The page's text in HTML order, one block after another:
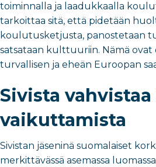
toiminnalla ja laadukkaalla
tarkoittaa sitä, että pidetään
koulutusketjusta, panostetaan
satsataan kulttuuriin. Nämä ovat
turvallisen ja eheän Euroopan
Sivista vahvistaa
vaikuttamista
Sivistan jäseninä suomalaiset
merkittävässä asemassa